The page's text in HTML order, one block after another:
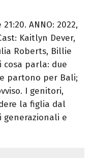
ANNO: 2022,
Kaitlyn Dever,
Roberts, Billie
cosa parla: due
partono per Bali;
I genitori,
la figlia dal
generazionali e